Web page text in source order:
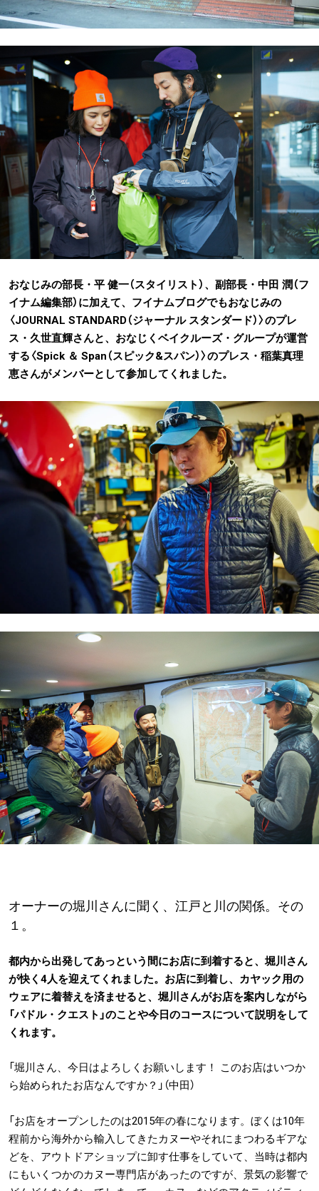
おなじみの部長・平 健一（スタイリスト）、副部長・中田 潤（フ
イナム編集部）に加えて、フイナムブログでもおなじみの
〈JOURNAL STANDARD（ジャーナル スタンダード）〉のプレ
ス・久世直輝さんと、おなじくベイクルーズ・グループが運営
する〈Spick ＆ Span（スピック&スパン）〉のプレス・稲葉真理
恵さんがメンバーとして参加してくれました。
オーナーの堀川さんに聞く、江戸と川の関係。その
１。
都内から出発してあっという間にお店に到着すると、堀川さん
が快く4人を迎えてくれました。お店に到着し、カヤック用の
ウェアに着替えを済ませると、堀川さんがお店を案内しながら
「パドル・クエスト」のことや今日のコースについて説明をして
くれます。
「堀川さん、今日はよろしくお願いします！ このお店はいつか
ら始められたお店なんですか？」（中田）
「お店をオープンしたのは2015年の春になります。ぼくは10年
程前から海外から輸入してきたカヌーやそれにまつわるギアな
どを、アウトドアショップに卸す仕事をしていて、当時は都内
にもいくつかのカヌー専門店があったのですが、景気の影響で